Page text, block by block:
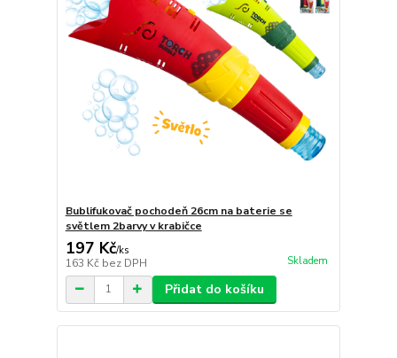
Bublifukovač pochodeň 26cm na baterie se
světlem 2barvy v krabičce
197 Kč/ks
163 Kč bez DPH Skladem
Přidat do košíku